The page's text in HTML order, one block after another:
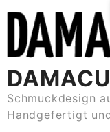
content
Schmuckdesign
Handgefertigt